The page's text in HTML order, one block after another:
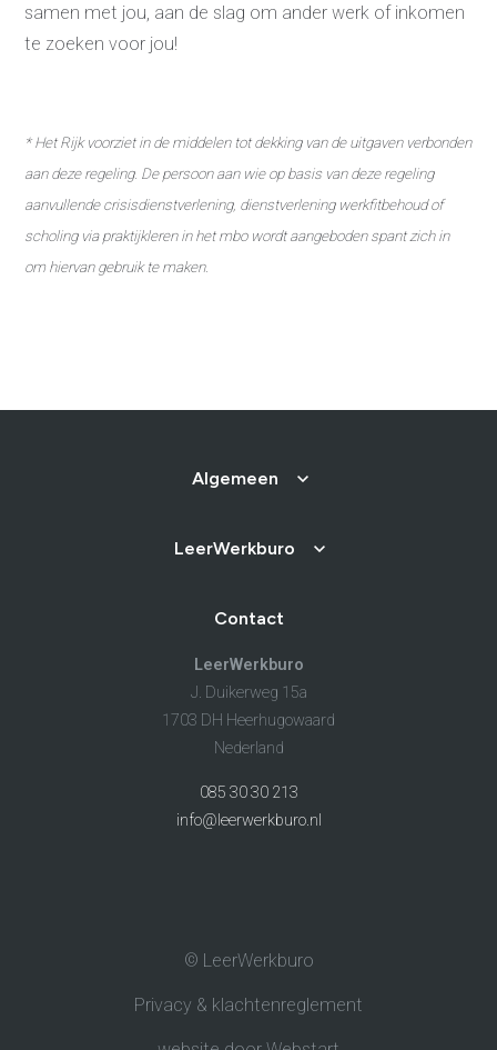
samen met jou, aan de slag om ander werk of inkomen
te zoeken voor jou!
*Het Rijk voorziet in de middelen tot dekking van de uitgaven verbonden
aan deze regeling. De persoon aan wie op basis van deze regeling
aanvullende crisisdienstverlening, dienstverlening werkfitbehoud of
scholing via praktijkleren in het mbo wordt aangeboden spant zich in
om hiervan gebruik te maken.
Algemeen
LeerWerkburo
Contact
LeerWerkburo
J. Duikerweg 15a
1703 DH Heerhugowaard
Nederland
085 30 30 213
info@leerwerkburo.nl
© LeerWerkburo
Privacy & klachtenreglement